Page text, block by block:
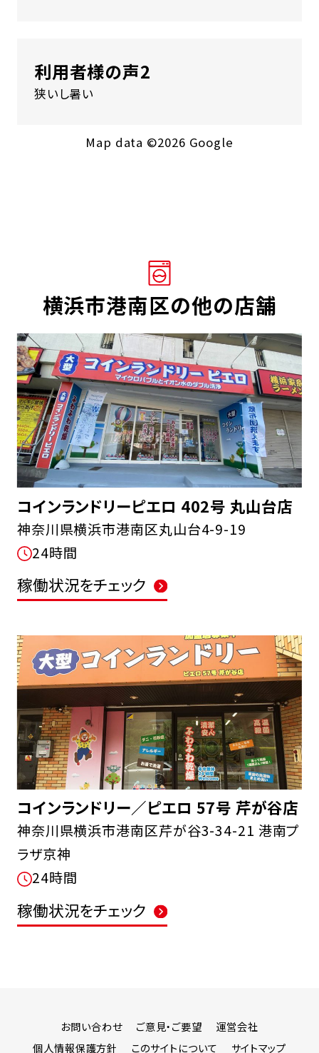
利用者様の声2
狭いし暑い
Map data ©2026 Google
横浜市港南区の他の店舗
コインランドリーピエロ 402号 丸山台店
神奈川県横浜市港南区丸山台4-9-19
24時間
稼働状況をチェック
コインランドリー／ピエロ 57号 芹が谷店
神奈川県横浜市港南区芹が谷3-34-21 港南プ
ラザ京神
24時間
稼働状況をチェック
お問い合わせ ご意見・ご要望
運営会社
個人情報保護方針
このサイトについて サイトマップ